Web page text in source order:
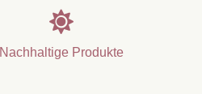

Nachhaltige Produkte